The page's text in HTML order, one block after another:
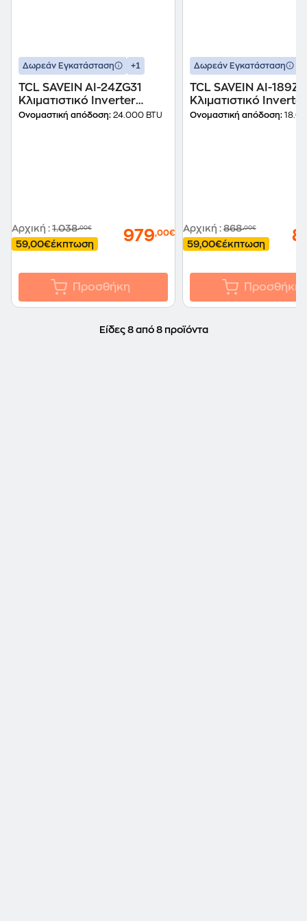
Δωρεάν Εγκατάσταση +1
TCL SAVEIN AI-24ZG31
Κλιματιστικό Inverter
24.000 BTU A++/A+++ με
Ονομαστική απόδοση: 24.000 BTU
Αρχική : 1.038,00€
59,00€έκπτωση 979,00€
Προσθήκη
Δωρεάν Εγκατάσταση
TCL SAVEIN AI-
Κλιματιστικό Inverter
18.000 BTU A++/
Ονομαστική απόδοση:
Αρχική : 868,00€
59,00€έκπτωση
Προσθήκη
Είδες 8 από 8 προϊόντα